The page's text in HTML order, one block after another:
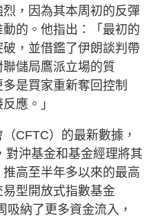
，因為其本周初的反彈
的。他指出：「最初的
，並借鑑了伊朗談判帶
儲局鷹派立場的質
是買家重新奪回控制
應。」
CFTC）的最新數據，
對沖基金和基金經理將其
高至半年多以來的最高
型開放式指數基金
吸納了更多資金流入，